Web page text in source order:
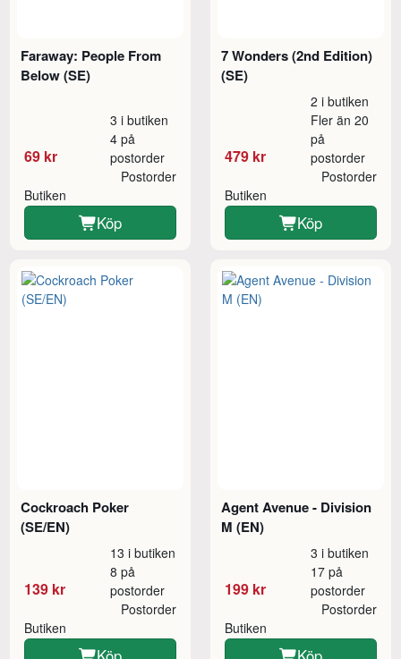
Faraway: People From
Below (SE)
69 kr
3 i butiken
4 på
postorder
Butiken
Postorder
Köp
7 Wonders (2nd Edition)
(SE)
479 kr
2 i butiken
Fler än 20
på
postorder
Butiken
Postorder
Köp
Cockroach Poker
(SE/EN)
139 kr
13 i butiken
8 på
postorder
Butiken
Postorder
Agent Avenue - Division
M (EN)
199 kr
3 i butiken
17 på
postorder
Butiken
Postorder